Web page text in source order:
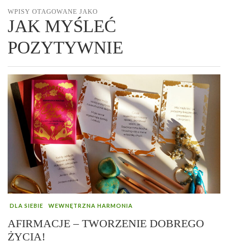
WPISY OTAGOWANE JAKO
JAK MYŚLEĆ
POZYTYWNIE
DLA SIEBIE WEWNĘTRZNA HARMONIA
AFIRMACJE – TWORZENIE DOBREGO
ŻYCIA!